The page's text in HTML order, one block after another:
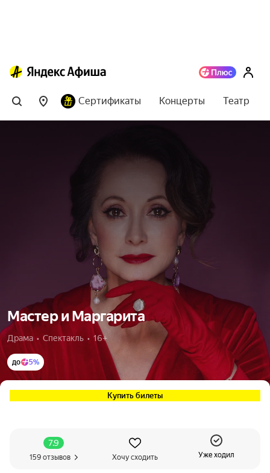
Сертификаты Концерты Театр
Мастер и Маргарита
Драма  •  Спектакль  •  16+
до 5%
Купить билеты
7.9
159 отзывов Хочу сходить Уже ходил